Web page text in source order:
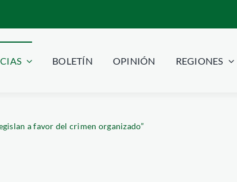
BOLETÍN OPINIÓN REGIONES
a favor del crimen organizado”